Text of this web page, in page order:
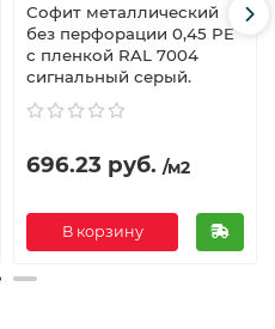
Софит металлический
без перфорации 0,45 PE
с пленкой RAL 7004
сигнальный серый.
696.23 руб. /м2
В корзину